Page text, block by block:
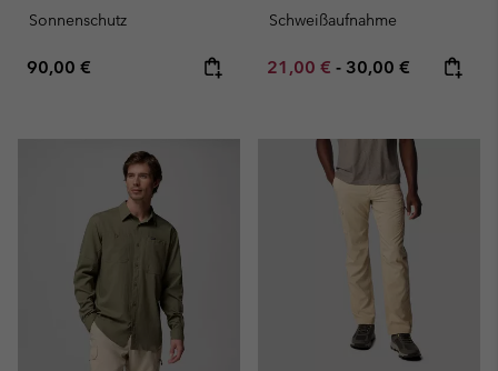
Sonnenschutz
Regular price:
90,00 €
Schweißaufnahme
Minimum sale price:
21,00 € - Maximum price:
30,00 €